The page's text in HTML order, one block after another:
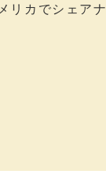
リカでシェア